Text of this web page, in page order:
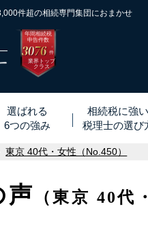
件超の相続専門集団におまかせ
年間相続税
申告件数
3076 ※
件
業界トップ
クラス
選ばれる
6つの強み
相続税に強
税理士の選び
東京 40代・女性（No.450）
声 （東京 40代